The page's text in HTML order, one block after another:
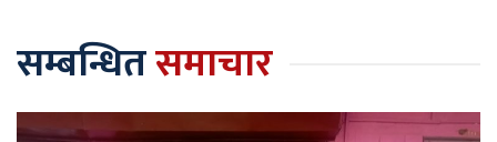
सम्बन्धितसमाचार